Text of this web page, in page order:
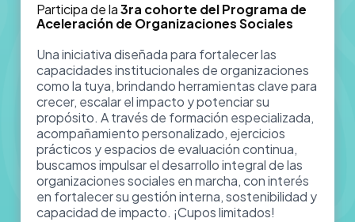
Participa de la3ra cohorte del Programa de
Aceleración de Organizaciones Sociales
Una iniciativa diseñada para fortalecer las
capacidades institucionales de organizaciones
como la tuya, brindando herramientas clave para
crecer, escalar el impacto y potenciar su
propósito. A través de formación especializada,
acompañamiento personalizado, ejercicios
prácticos y espacios de evaluación continua,
buscamos impulsar el desarrollo integral de las
organizaciones sociales en marcha, con interés
en fortalecer su gestión interna, sostenibilidad y
capacidad de impacto. ¡Cupos limitados!